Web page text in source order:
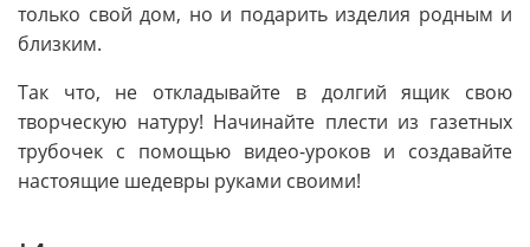
только свой дом, но и подарить изделия родным и
близким.
Так что, не откладывайте в долгий ящик свою
творческую натуру! Начинайте плести из газетных
трубочек с помощью видео-уроков и создавайте
настоящие шедевры руками своими!